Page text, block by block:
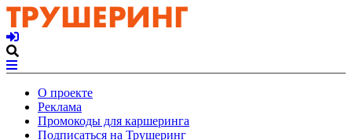
О проекте
Реклама
Промокоды для каршеринга
Подписаться на Трушеринг